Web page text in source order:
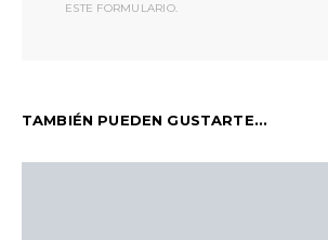
ESTE FORMULARIO.
TAMBIÉN PUEDEN GUSTARTE...